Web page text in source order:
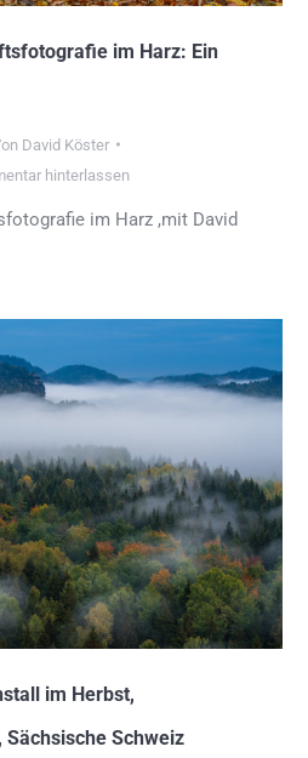
im Harz: Ein
David Köster
hinterlassen
im Harz ,mit David
im Herbst,
Schweiz